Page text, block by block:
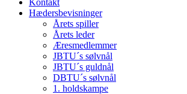
Kontakt
Hædersbevisninger
Årets spiller
Årets leder
Æresmedlemmer
JBTU´s sølvnål
JBTU´s guldnål
DBTU´s sølvnål
1. holdskampe